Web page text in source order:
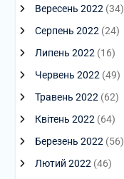
Вересень 2022(34)
Серпень 2022(24)
Липень 2022(16)
Червень 2022(49)
Травень 2022(62)
Квітень 2022(64)
Березень 2022(56)
Лютий 2022(46)